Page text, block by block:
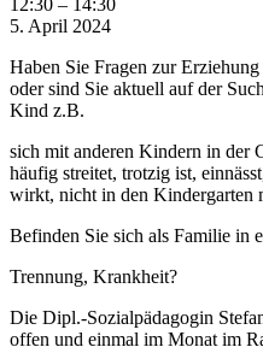
5. April 2024
Haben Sie Fragen zur
oder sind Sie aktuell auf der
Kind z.B.
sich mit anderen Kindern in der
häufig streitet, trotzig ist,
wirkt, nicht in den Kindergarten
Befinden Sie sich als Familie in
Trennung, Krankheit?
Die Dipl.-Sozialpädagogin
offen und einmal im Monat im